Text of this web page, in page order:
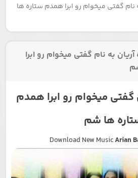
نام گفتی میخوام رو ابرا همدم ستاره ها
به نام گفتی میخوام رو ابرا
میخوام رو ابرا همدم
ها شم
Download New MusicArian